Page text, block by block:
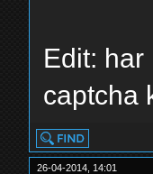
Edit:
captcha
26-04-2014, 14:01